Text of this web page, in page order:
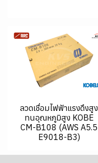
ลวดเชื่อมไฟฟ้าแรงดึงสูง
ทนอุณหภูมิสูง KOBE
CM-B108 (AWS A5.5
E9018-B3)